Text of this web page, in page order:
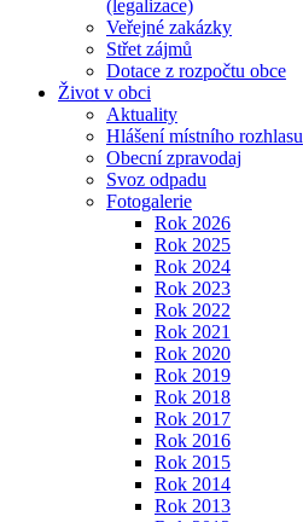
(legalizace)
Veřejné zakázky
Střet zájmů
Dotace z rozpočtu obce
Život v obci
Aktuality
Hlášení místního rozhlasu
Obecní zpravodaj
Svoz odpadu
Fotogalerie
Rok 2026
Rok 2025
Rok 2024
Rok 2023
Rok 2022
Rok 2021
Rok 2020
Rok 2019
Rok 2018
Rok 2017
Rok 2016
Rok 2015
Rok 2014
Rok 2013